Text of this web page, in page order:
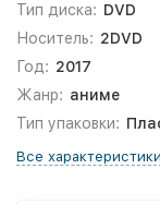
Тип диска: DVD
Носитель: 2DVD
Год: 2017
Жанр: аниме
Тип упаковки:
Все характеристики